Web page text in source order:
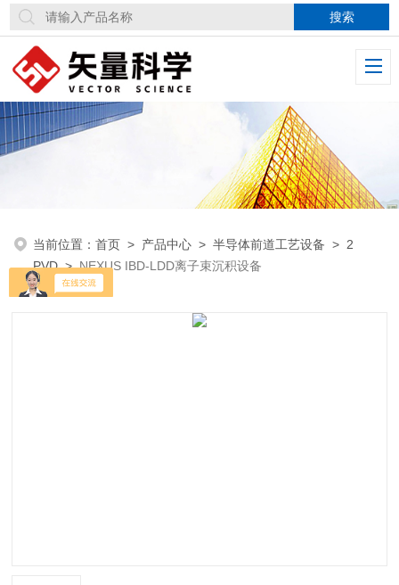
当前位置：首页 > 产品中心 >半导体前道工艺设备 > 2
PVD>NEXUS IBD-LDD离子束沉积设备